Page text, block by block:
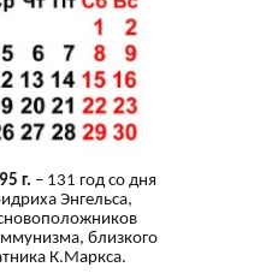
г. – 131 год со дня
Энгельса,
близкого
К.Маркса.